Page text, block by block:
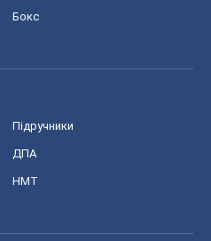
Бокс
Підручники
ДПА
НМТ